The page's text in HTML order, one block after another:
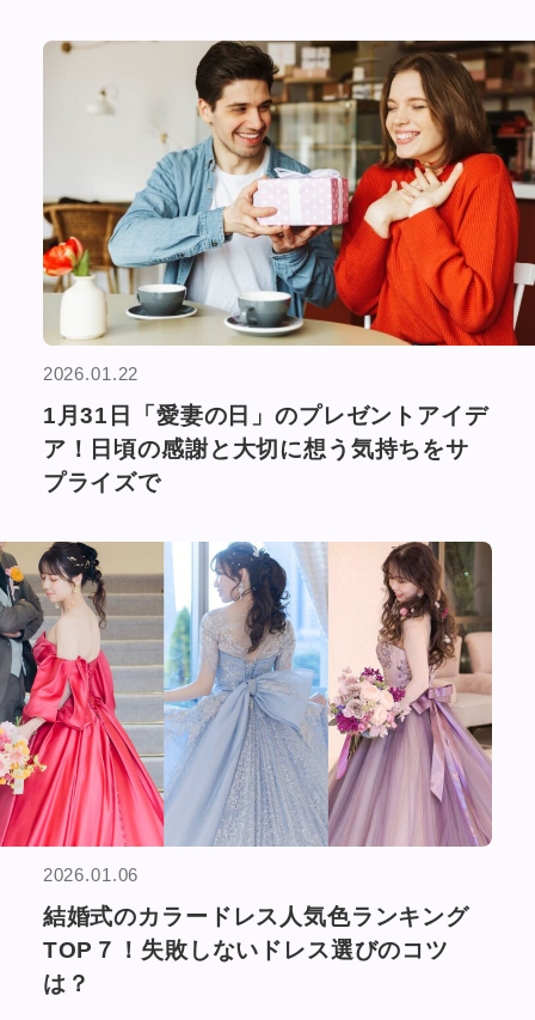
2026.01.22
1月31日「愛妻の日」のプレゼントアイデ
ア！日頃の感謝と大切に想う気持ちをサ
プライズで
2026.01.06
結婚式のカラードレス人気色ランキング
TOP７！失敗しないドレス選びのコツ
は？